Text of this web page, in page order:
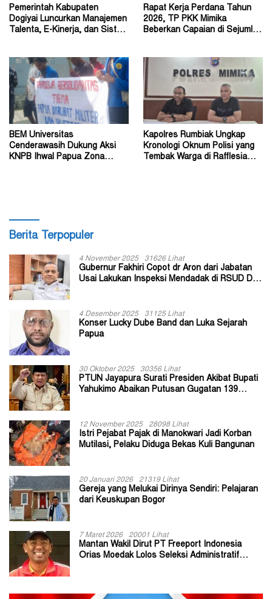
Pemerintah Kabupaten
Dogiyai Luncurkan Manajemen
Talenta, E-Kinerja, dan Sistem
Rapat Kerja Perdana Tahun
2026, TP PKK Mimika
Beberkan Capaian di Sejumlah
BEM Universitas
Cenderawasih Dukung Aksi
KNPB Ihwal Papua Zona
Kapolres Rumbiak Ungkap
Kronologi Oknum Polisi yang
Tembak Warga di Rafflesia
Berita Terpopuler
4 November 2025 31626 Lihat
Gubernur Fakhiri Copot dr Aron dari Jabatan
Usai Lakukan Inspeksi Mendadak di RSUD Dok
4 Desember 2025 31125 Lihat
Konser Lucky Dube Band dan Luka Sejarah
Papua
30 Oktober 2025 30356 Lihat
PTUN Jayapura Surati Presiden Akibat Bupati
Yahukimo Abaikan Putusan Gugatan 139
12 November 2025 28098 Lihat
Istri Pejabat Pajak di Manokwari Jadi Korban
Mutilasi, Pelaku Diduga Bekas Kuli Bangunan
20 Januari 2026 21319 Lihat
Gereja yang Melukai Dirinya Sendiri: Pelajaran
dari Keuskupan Bogor
7 Maret 2026 20001 Lihat
Mantan Wakil Dirut PT Freeport Indonesia
Orias Moedak Lolos Seleksi Administratif